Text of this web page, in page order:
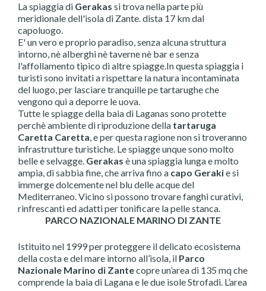
La spiaggia di Gerakas si trova nella parte più
meridionale dell'isola di Zante. dista 17 km dal
capoluogo.
E' un vero e proprio paradiso, senza alcuna struttura
intorno, nè alberghi nè taverne nè bar e senza
l'affollamento tipico di altre spiagge.In questa spiaggia i
turisti sono invitati a rispettare la natura incontaminata
del luogo, per lasciare tranquille pe tartarughe che
vengono qui a deporre le uova.
Tutte le spiagge della baia di Laganas sono protette
perchè ambiente di riproduzione della tartaruga
Caretta Caretta, e per questa ragione non si troveranno
infrastrutture turistiche. Le spiagge unque sono molto
belle e selvagge. Gerakas è una spiaggia lunga e molto
ampia, di sabbia fine, che arriva fino a capo Gerakie si
immerge dolcemente nel blu delle acque del
Mediterraneo. Vicino si possono trovare fanghi curativi,
rinfrescanti ed adatti per tonificare la pelle stanca.
PARCO NAZIONALE MARINO DI ZANTE
Istituito nel 1999 per proteggere il delicato ecosistema
della costa e del mare intorno all’isola, il Parco
Nazionale Marino di Zantecopre un’area di 135 mq che
comprende la baia di Lagana e le due isole Strofadi. L’area